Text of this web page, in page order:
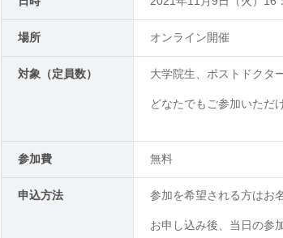
場所 オンライン開催
対象（定員数） 大学院生、ポストドクタ
どなたでもご参加いただ
参加費 無料
申込方法 参加を希望される方はお
お申し込み後、当日の参